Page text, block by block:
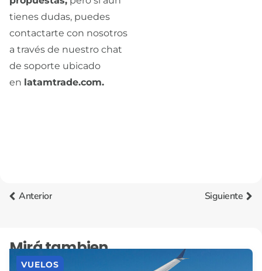
tienes dudas, puedes
contactarte con nosotros
a través de nuestro chat
de soporte ubicado
en latamtrade.com.
Anterior Siguiente
Mirá tambien
VUELOS